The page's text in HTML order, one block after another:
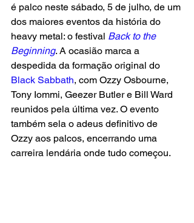
é palco neste sábado, 5 de julho, de um
dos maiores eventos da história do
heavy metal: o festival Back to the
Beginning. A ocasião marca a
despedida da formação original do
Black Sabbath, com Ozzy Osbourne,
Tony Iommi, Geezer Butler e Bill Ward
reunidos pela última vez. O evento
também sela o adeus definitivo de
Ozzy aos palcos, encerrando uma
carreira lendária onde tudo começou.